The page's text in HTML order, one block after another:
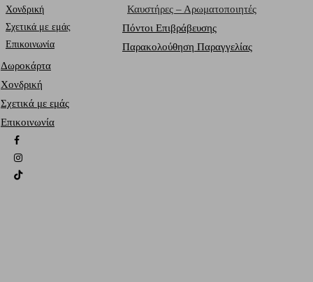
Χονδρική
Σχετικά με εμάς
Επικοινωνία
Καυστήρες – Αρωματοποιητές
Πόντοι Επιβράβευσης
Παρακολούθηση Παραγγελίας
Δωροκάρτα
Χονδρική
Σχετικά με εμάς
Επικοινωνία